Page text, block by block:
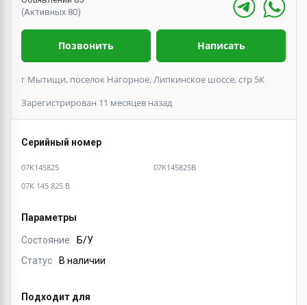
(Активных 80)
Позвонить Написать
г Мытищи, поселок Нагорное, Липкинское шоссе, стр 5К
Зарегистрирован 11 месяцев назад
Серийный номер
07K145825
07K145825B
07K 145 825 B
Параметры
Состояние
Б/У
Статус
В наличии
Подходит для